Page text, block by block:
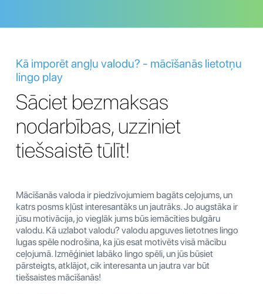
Kā imporēt angļu valodu? - mācīšanās lietotņu
lingo play
Sāciet bezmaksas
nodarbības, uzziniet
tiešsaistē tūlīt!
Mācīšanās valoda ir piedzīvojumiem bagāts ceļojums, un
katrs posms kļūst interesantāks un jautrāks. Jo augstāka ir
jūsu motivācija, jo vieglāk jums būs iemācīties bulgāru
valodu. Kā uzlabot valodu? valodu apguves lietotnes lingo
lugas spēle nodrošina, ka jūs esat motivēts visā mācību
ceļojumā. Izmēģiniet labāko lingo spēli, un jūs būsiet
pārsteigts, atklājot, cik interesanta un jautra var būt
tiešsaistes mācīšanās!